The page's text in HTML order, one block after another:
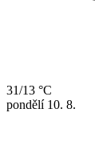
31/13 °C
pondělí 10. 8.